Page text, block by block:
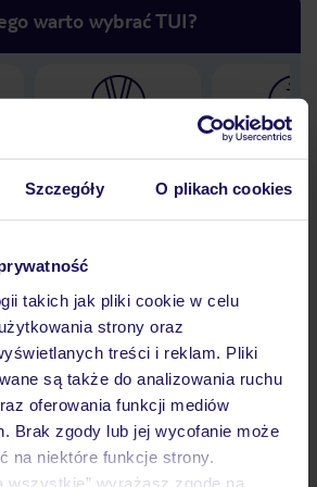
Szczegóły O plikach cookies
takich jak pliki cookie w celu
strony oraz
treści i reklam. Pliki
są także do analizowania ruchu
oferowania funkcji mediów
Brak zgody lub jej wycofanie może
na niektóre funkcje strony.
wszystkie” wyrażasz zgodę na
warto wybrać TUI?
podróży w Polsce
30 lat w